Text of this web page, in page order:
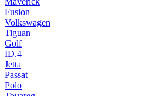
Fusion
Volkswagen
Tiguan
Golf
ID.4
Jetta
Passat
Polo